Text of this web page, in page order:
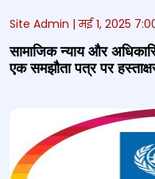
Site Admin |मई 1, 2025
सामाजिक न्याय और
एक समझौता पत्र पर